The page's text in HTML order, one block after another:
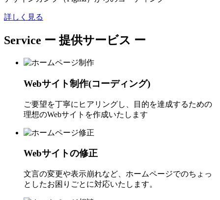
詳しく見る
Service ー 提供サービス ー
Webサイト制作(コーディング)
ご要望を丁寧にヒアリングし、目的を達成するための
理想のWebサイトを作成いたします
Webサイトの修正
文言の変更や表示崩れなど、ホームページでのちょっ
としたお困りごとに対応いたします。